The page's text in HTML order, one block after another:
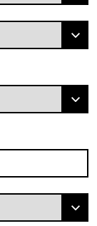
dealer te vinden